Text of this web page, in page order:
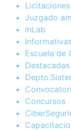
Juzgado
InLab
Escuela de
Destacadas
Concursos